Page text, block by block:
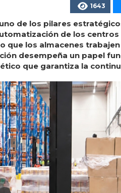
1643
de los pilares
de los
los almacenes
desempeña un papel
que garantiza la